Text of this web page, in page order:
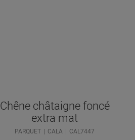
Chêne châtaigne foncé
extra mat
PARQUET CALA CAL7447